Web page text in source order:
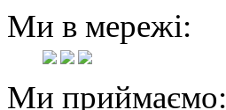
Ми в мережі:
Ми приймаємо: